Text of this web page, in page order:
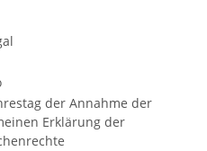
der Annahme der
Erklärung der